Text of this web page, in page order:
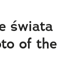
świata
of the